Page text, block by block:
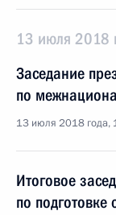
13 июля 2018
Заседание
по
13 июля 2018 года,
Итоговое
по подготовке